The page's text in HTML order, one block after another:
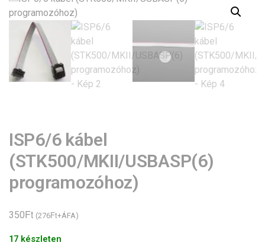
ISP6/6 kábel
(STK500/MKII/USBASP(6)
programozóhoz)
350Ft (276Ft+ÁFA)
17 készleten